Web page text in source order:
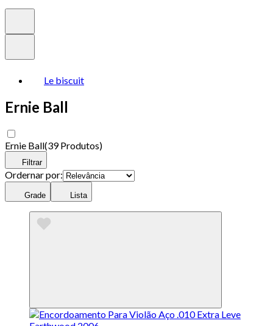
Le biscuit
Ernie Ball
Ernie Ball(39 Produtos)
Filtrar
Ordernar por:
Grade Lista